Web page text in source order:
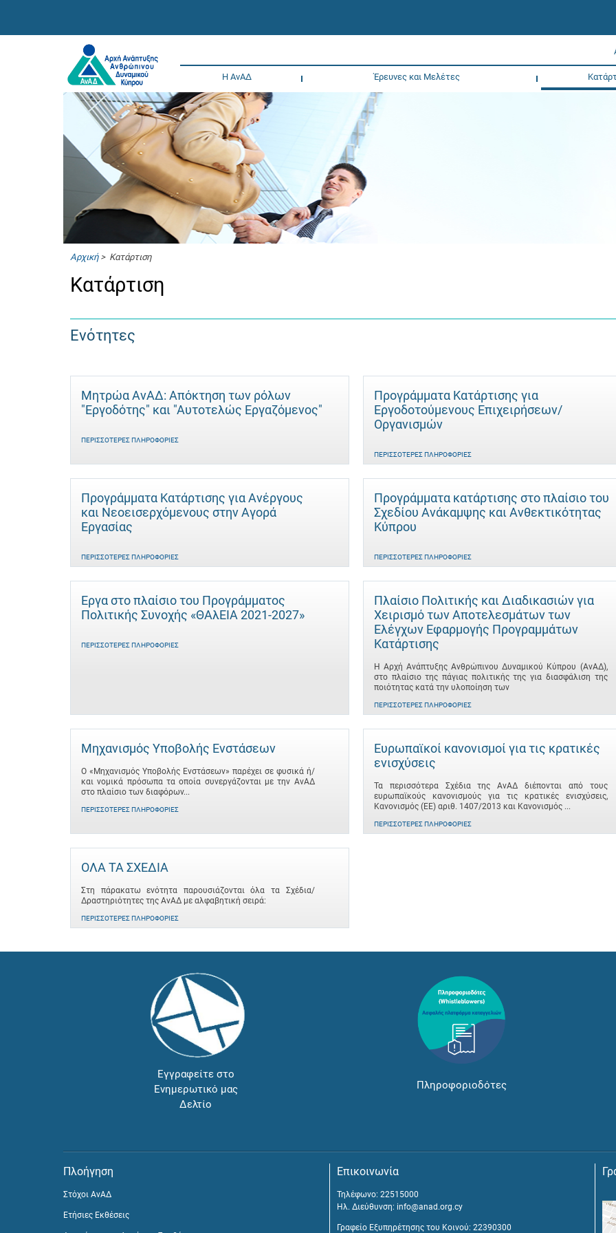
Η ΑνΑΔ Έρευνες και Μελέτες
Αρχική> Κατάρτιση
Κατάρτιση
Ενότητες
Μητρώα ΑνΑΔ: Απόκτηση των ρόλων
"Εργοδότης" και "Αυτοτελώς Eργαζόμενος"
ΠΕΡΙΣΣΌΤΕΡΕΣ ΠΛΗΡΟΦΟΡΊΕΣ
Προγράμματα Κατάρτισης για
Εργοδοτούμενους Επιχειρήσεων/
Οργανισμών
ΠΕΡΙΣΣΌΤΕΡΕΣ ΠΛΗΡΟΦΟΡΊΕΣ
Προγράμματα Κατάρτισης για Ανέργους
και Νεοεισερχόμενους στην Αγορά
Εργασίας
ΠΕΡΙΣΣΌΤΕΡΕΣ ΠΛΗΡΟΦΟΡΊΕΣ
Προγράμματα κατάρτισης στο πλαίσιο του
Σχεδίου Ανάκαμψης και Ανθεκτικότητας
Κύπρου
ΠΕΡΙΣΣΌΤΕΡΕΣ ΠΛΗΡΟΦΟΡΊΕΣ
Έργα στο πλαίσιο του Προγράμματος
Πολιτικής Συνοχής «ΘΑλΕΙΑ 2021-2027»
ΠΕΡΙΣΣΌΤΕΡΕΣ ΠΛΗΡΟΦΟΡΊΕΣ
Πλαίσιο Πολιτικής και Διαδικασιών για
Χειρισμό των Αποτελεσμάτων των
Ελέγχων Εφαρμογής Προγραμμάτων
Κατάρτισης
Η Αρχή Ανάπτυξης Ανθρώπινου Δυναμικού Κύπρου (ΑνΑΔ),
στο πλαίσιο της πάγιας πολιτικής της για διασφάλιση της
ποιότητας κατά την υλοποίηση των
ΠΕΡΙΣΣΌΤΕΡΕΣ ΠΛΗΡΟΦΟΡΊΕΣ
Μηχανισμός Υποβολής Ενστάσεων
Ο «Μηχανισμός Υποβολής Ενστάσεων» παρέχει σε φυσικά ή/
και νομικά πρόσωπα τα οποία συνεργάζονται με την ΑνΑΔ
στο πλαίσιο των διαφόρων...
ΠΕΡΙΣΣΌΤΕΡΕΣ ΠΛΗΡΟΦΟΡΊΕΣ
Ευρωπαϊκοί κανονισμοί για τις κρατικές
ενισχύσεις
Τα περισσότερα Σχέδια της ΑνΑΔ διέπονται από τους
ευρωπαϊκούς κανονισμούς για τις κρατικές ενισχύσεις,
Κανονισμός (ΕΕ) αριθ. 1407/2013 και Κανονισμός ...
ΠΕΡΙΣΣΌΤΕΡΕΣ ΠΛΗΡΟΦΟΡΊΕΣ
ΟΛΑ ΤΑ ΣΧΕΔΙΑ
Στη πάρακατω ενότητα παρουσιάζονται όλα τα Σχέδια/
Δραστηριότητες της ΑνΑΔ με αλφαβητική σειρά:
ΠΕΡΙΣΣΌΤΕΡΕΣ ΠΛΗΡΟΦΟΡΊΕΣ
Εγγραφείτε στο
Ενημερωτικό μας
Δελτίο
Πληροφοριοδότες
Πλοήγηση
Στόχοι ΑνΑΔ
Ετήσιες Εκθέσεις
Επικοινωνία
Τηλέφωνο: 22515000
Ηλ. Διεύθυνση: info@anad.org.cy
Γραφείο Εξυπηρέτησης του Κοινού: 22390300